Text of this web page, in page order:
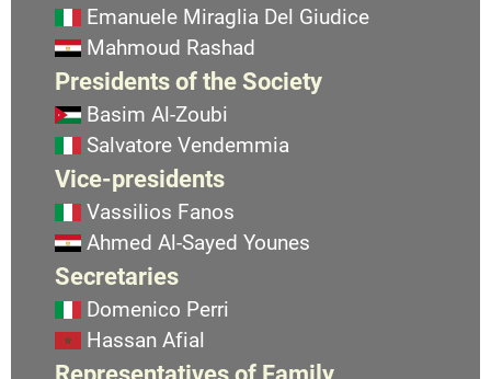
Emanuele Miraglia Del Giudice
Mahmoud Rashad
Presidents of the Society
Basim Al-Zoubi
Salvatore Vendemmia
Vice-presidents
Vassilios Fanos
Ahmed Al-Sayed Younes
Secretaries
Domenico Perri
Hassan Afial
Representatives of Family